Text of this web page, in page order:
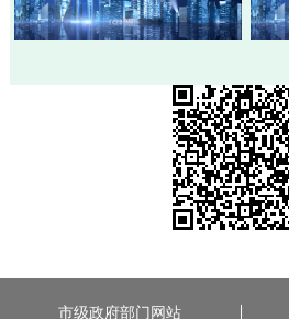
市级政府部门网站